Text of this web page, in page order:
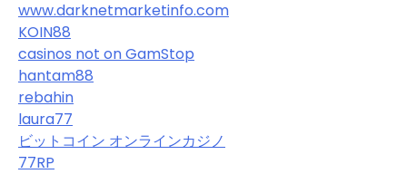
www.darknetmarketinfo.com
KOIN88
casinos not on GamStop
hantam88
rebahin
laura77
ビットコイン オンラインカジノ
77RP